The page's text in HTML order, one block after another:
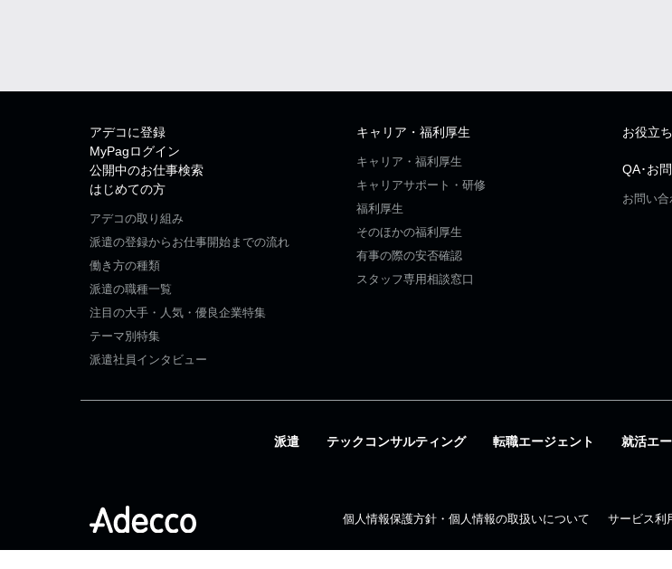
アデコに登録
MyPagログイン
公開中のお仕事検索
はじめての方
アデコの取り組み
派遣の登録からお仕事開始までの流れ
働き方の種類
派遣の職種一覧
注目の大手・人気・優良企業特集
テーマ別特集
派遣社員インタビュー
キャリア・福利厚生
キャリア・福利厚生
キャリアサポート・研修
福利厚生
そのほかの福利厚生
有事の際の安否確認
スタッフ専用相談窓口
お役立
QA･お
お問い合
派遣 テックコンサルティング 転職エージェント 就活エ
個人情報保護方針・個人情報の取扱いについて サービス利